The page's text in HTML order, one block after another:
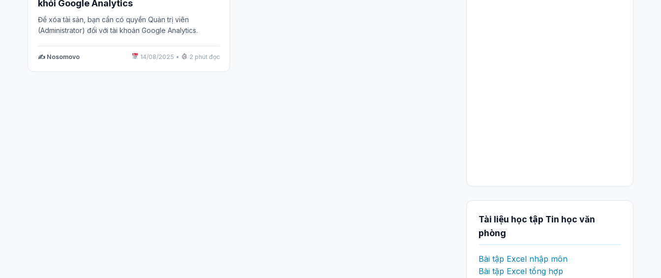
khỏi Google Analytics
Để xóa tài sản, bạn cần có quyền Quản trị viên
(Administrator) đối với tài khoản Google Analytics.
✍️ Nosomovo 14/08/2025 • 2 phút đọc
Tài liệu học tập Tin học văn
phòng
Bài tập Excel nhập môn
Bài tập Excel tổng hợp